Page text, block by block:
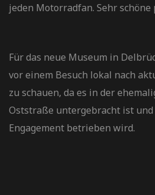
jeden Motorradfan. Sehr schöne
Für das neue Museum in
vor einem Besuch lokal nach
zu schauen, da es in der
Oststraße untergebracht ist
Engagement betrieben wird.